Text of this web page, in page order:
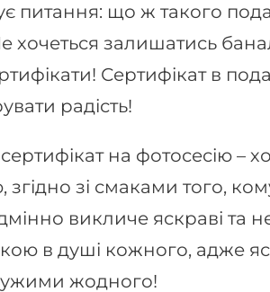
питання: що ж такого
хочеться залишатись
Сертифікат в
радість!
на фотосесію –
згідно зі смаками того,
викличе яскраві та
в душі кожного, адже
жодного!